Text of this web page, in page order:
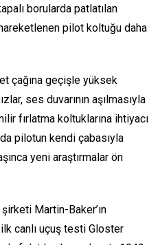
borularda patlatılan
pilot koltuğu daha
çağına geçişle yüksek
ses duvarının aşılmasıyla
fırlatma koltuklarına ihtiyacı
pilotun kendi çabasıyla
yeni araştırmalar ön
Martin-Baker’ın
canlı uçuş testi Gloster